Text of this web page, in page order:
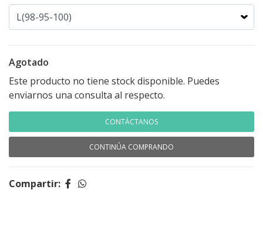
Agotado
Este producto no tiene stock disponible. Puedes
enviarnos una consulta al respecto.
CONTÁCTANOS
CONTINÚA COMPRANDO
Compartir: